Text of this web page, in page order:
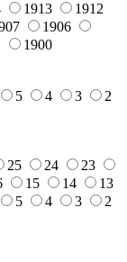
1913
1912
1906
1900
5 4 3
2
25 24
23
15 14
13
5 4 3
2